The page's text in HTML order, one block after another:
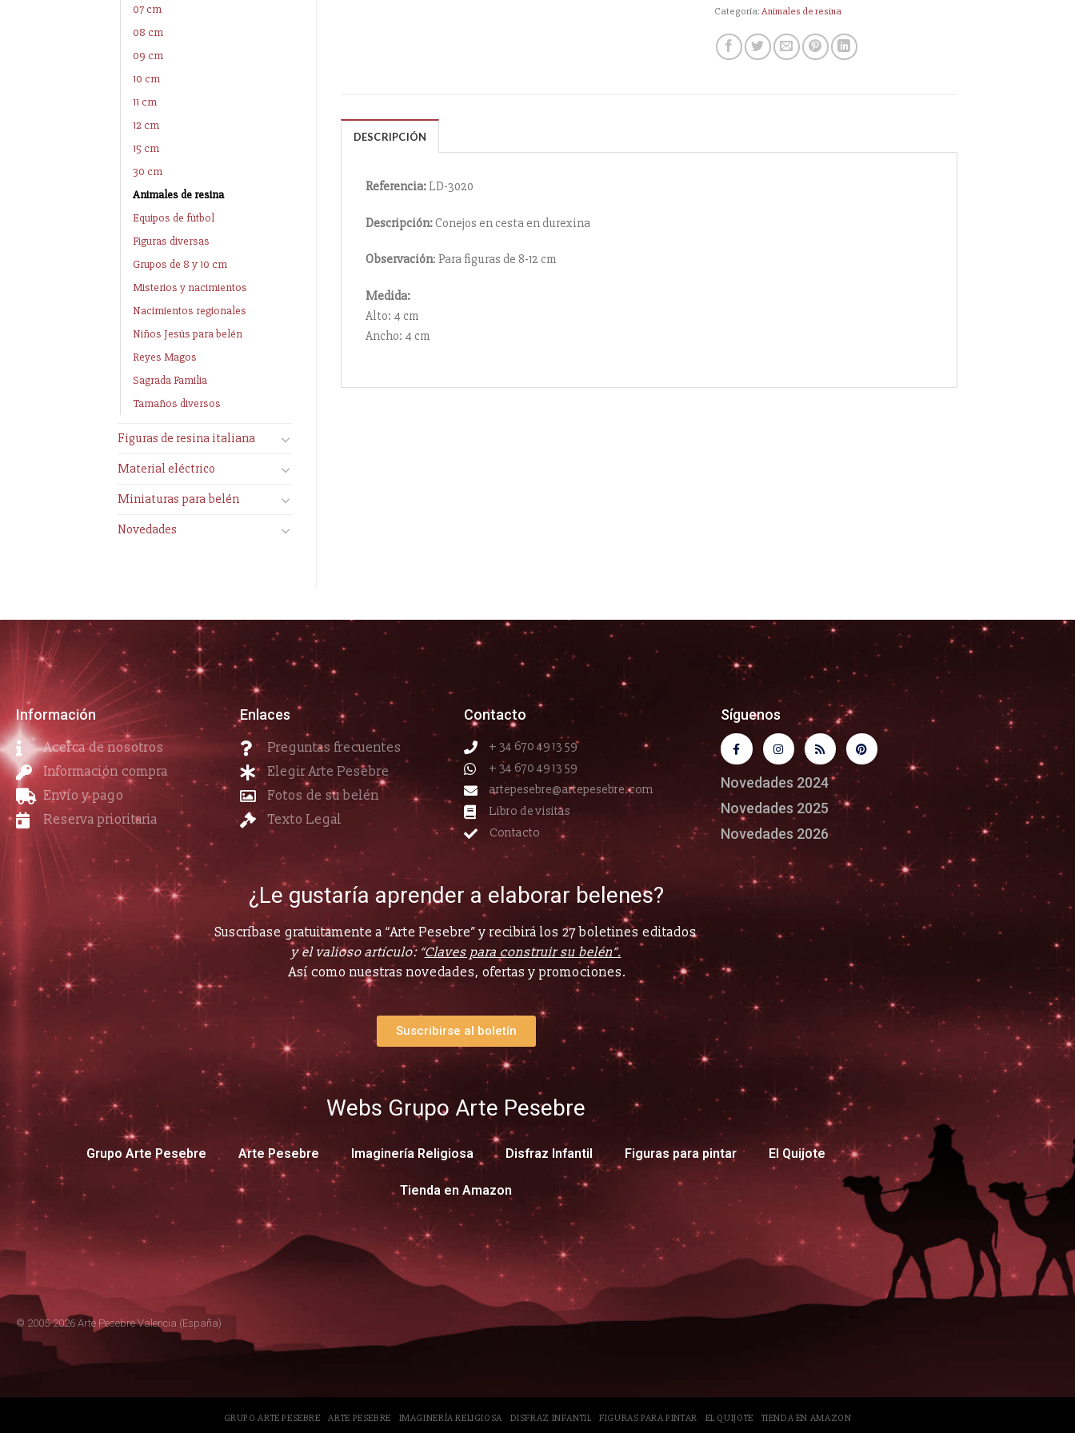
07 cm
08 cm
09 cm
10 cm
11 cm
12 cm
15 cm
30 cm
Animales de resina
Equipos de fútbol
Figuras diversas
Grupos de 8 y 10 cm
Misterios y nacimientos
Nacimientos regionales
Niños Jesús para belén
Reyes Magos
Sagrada Familia
Tamaños diversos
Figuras de resina italiana
Material eléctrico
Miniaturas para belén
Novedades
Categoría:Animales de resina
DESCRIPCIÓN
Referencia:LD-3020
Descripción:Conejos en cesta en durexina
Observación: Para figuras de 8-12 cm
Medida:
Alto: 4 cm
Ancho: 4 cm
Información
Acerca de nosotros
Información compra
Envío y pago
Reserva prioritaria
Enlaces
Preguntas frecuentes
Elegir Arte Pesebre
Fotos de su belén
Texto Legal
Contacto
+ 34 670 49 13 59
+ 34 670 49 13 59
artepesebre@artepesebre.com
Libro de visitas
Contacto
Síguenos
Novedades 2024
Novedades 2025
Novedades 2026
¿Le gustaría aprender a elaborar belenes?
Suscríbase gratuitamente a “Arte Pesebre” y recibirá los 27 boletines editados
y el valioso artículo: “Claves para construir su belén”.
Así como nuestras novedades, ofertas y promociones.
Suscribirse al boletín
Webs Grupo Arte Pesebre
Grupo Arte Pesebre Arte Pesebre Imaginería Religiosa Disfraz Infantil Figuras para pintar El Quijote
Tienda en Amazon
© 2005-2026 Arte Pesebre Valencia (España)
GRUPO ARTE PESEBRE ARTE PESEBRE IMAGINERÍA RELIGIOSA DISFRAZ INFANTIL FIGURAS PARA PINTAR EL QUIJOTE TIENDA EN AMAZON